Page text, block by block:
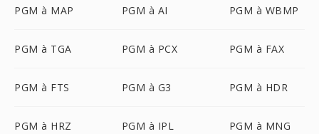
PGM à MAP PGM à AI PGM à WBMP
PGM à TGA PGM à PCX PGM à FAX
PGM à FTS PGM à G3 PGM à HDR
PGM à HRZ PGM à IPL PGM à MNG